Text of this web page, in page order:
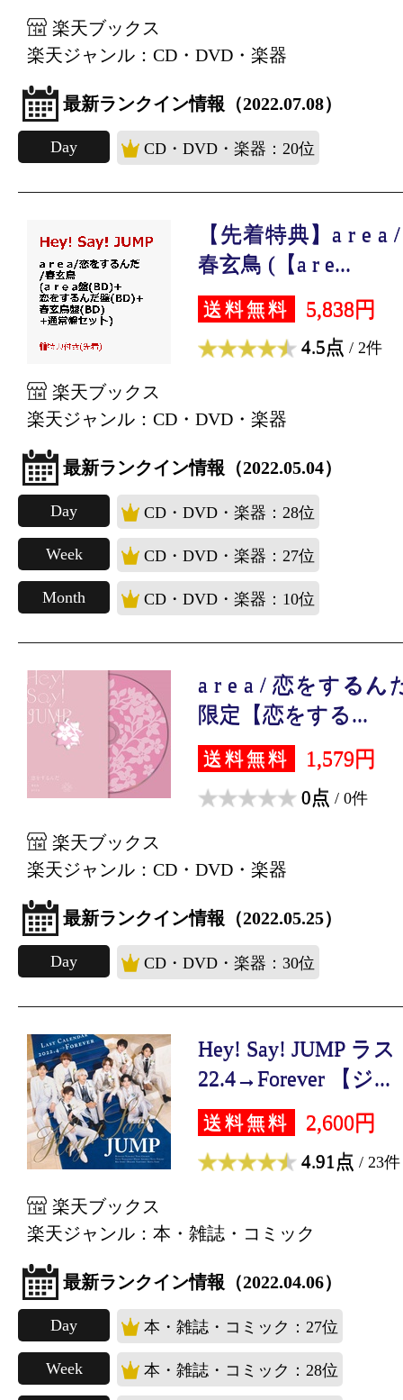
楽天ブックス
楽天ジャンル：CD・DVD・楽器
最新ランクイン情報（2022.07.08）
Day CD・DVD・楽器：20位
【先着特典】a r e
春玄鳥 (【a r e...
送料無料 5,838円
4.5点 / 2件
楽天ブックス
楽天ジャンル：CD・DVD・楽器
最新ランクイン情報（2022.05.04）
Day CD・DVD・楽器：28位
Week CD・DVD・楽器：27位
Month CD・DVD・楽器：10位
a r e a / 恋をするん
限定【恋をする...
送料無料 1,579円
0点 / 0件
楽天ブックス
楽天ジャンル：CD・DVD・楽器
最新ランクイン情報（2022.05.25）
Day CD・DVD・楽器：30位
Hey! Say! JUMP ラ
22.4→Forever 【ジ...
送料無料 2,600円
4.91点 / 23件
楽天ブックス
楽天ジャンル：本・雑誌・コミック
最新ランクイン情報（2022.04.06）
Day 本・雑誌・コミック：27位
Week 本・雑誌・コミック：28位